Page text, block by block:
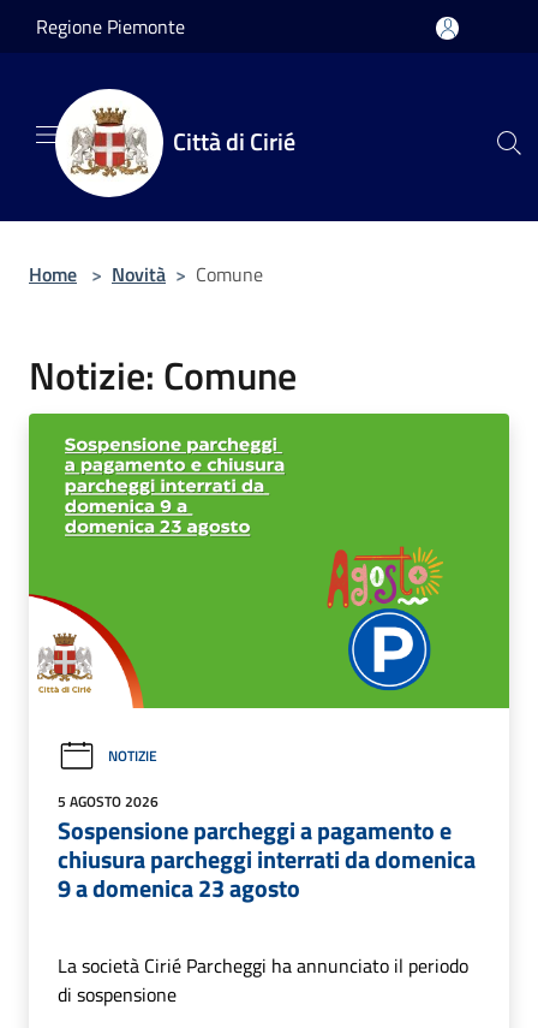
Salta al contenuto principale
Regione Piemonte
Città di Cirié
Home > Novità > Comune
Notizie: Comune
NOTIZIE
5 AGOSTO 2026
Sospensione parcheggi a pagamento e
chiusura parcheggi interrati da domenica
9 a domenica 23 agosto
La società Cirié Parcheggi ha annunciato il periodo
di sospensione